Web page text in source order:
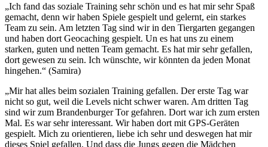
„Ich fand das soziale Training sehr schön und es hat mir sehr Spaß
gemacht, denn wir haben Spiele gespielt und gelernt, ein starkes
Team zu sein. Am letzten Tag sind wir in den Tiergarten gegangen
und haben dort Geocaching gespielt. Un es hat uns zu einem
starken, guten und netten Team gemacht. Es hat mir sehr gefallen,
dort gewesen zu sein. Ich wünschte, wir könnten da jeden Monat
hingehen.“ (Samira)
„Mir hat alles beim sozialen Training gefallen. Der erste Tag war
nicht so gut, weil die Levels nicht schwer waren. Am dritten Tag
sind wir zum Brandenburger Tor gefahren. Dort war ich zum ersten
Mal. Es war sehr interessant. Wir haben dort mit GPS-Geräten
gespielt. Mich zu orientieren, liebe ich sehr und deswegen hat mir
dieses Spiel gefallen. Und dass die Jungs gegen die Mädchen